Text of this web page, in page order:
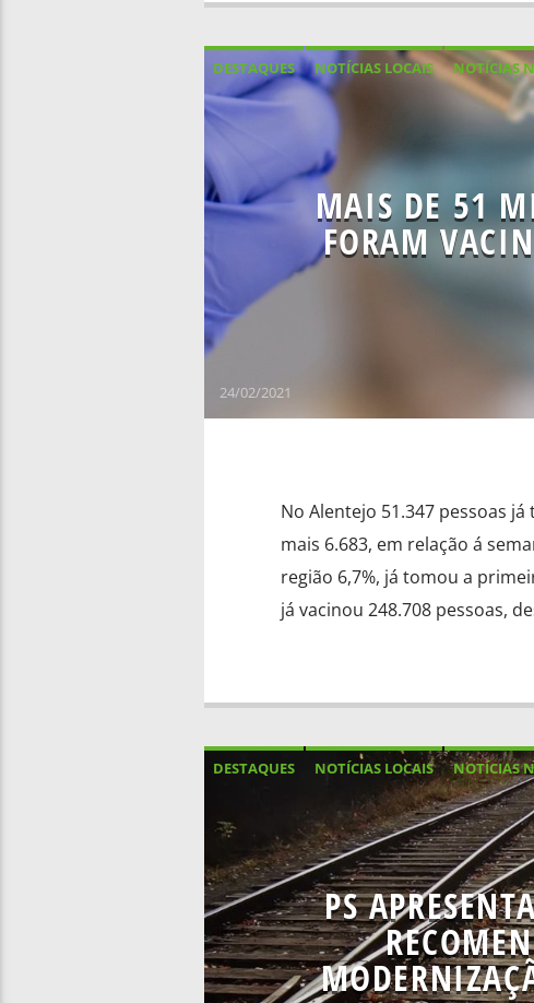
DESTAQUES NOTÍCIAS LOCAIS NOTÍCIAS
MAIS DE 51
FORAM
24/02/2021
No Alentejo 51.347 pessoas
mais 6.683, em relação á
região 6,7%, já tomou a
já vacinou 248.708 pessoas,
DESTAQUES NOTÍCIAS LOCAIS NOTÍCIAS
PS